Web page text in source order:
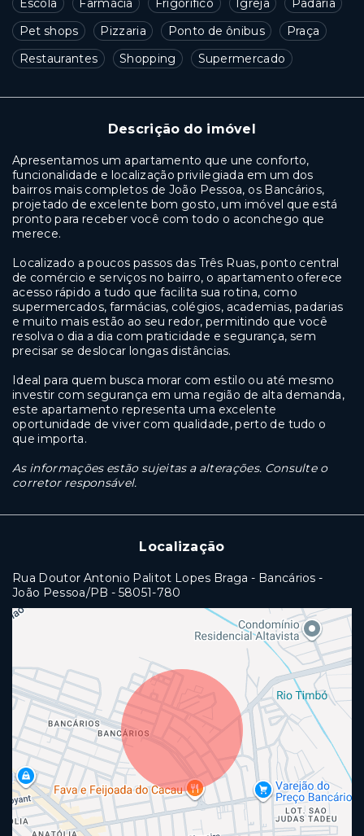
Escola
Farmácia Frigorífico Igreja
Padaria
Pet shops
Pizzaria Ponto de ônibus
Praça
Restaurantes
Shopping Supermercado
Descrição do imóvel
Apresentamos um apartamento que une conforto,
funcionalidade e localização privilegiada em um dos
bairros mais completos de João Pessoa, os Bancários,
projetado de excelente bom gosto, um imóvel que está
pronto para receber você com todo o aconchego que
merece.
Localizado a poucos passos das Três Ruas, ponto central
de comércio e serviços no bairro, o apartamento oferece
acesso rápido a tudo que facilita sua rotina, como
supermercados, farmácias, colégios, academias, padarias
e muito mais estão ao seu redor, permitindo que você
resolva o dia a dia com praticidade e segurança, sem
precisar se deslocar longas distâncias.
Ideal para quem busca morar com estilo ou até mesmo
investir com segurança em uma região de alta demanda,
este apartamento representa uma excelente
oportunidade de viver com qualidade, perto de tudo o
que importa.
As informações estão sujeitas a alterações. Consulte o
corretor responsável.
Localização
Rua Doutor Antonio Palitot Lopes Braga - Bancários -
João Pessoa/PB - 58051-780